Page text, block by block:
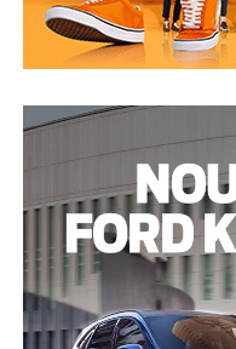
În cazul unui amanet
garanție pentru
proprietarul își poate
motiv, această soluție
persoanele care au
nu doresc să renunțe
Proprietarul
de o soluție